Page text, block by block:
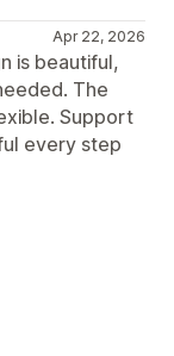
Apr 22, 2026
is beautiful,
The
Support
every step